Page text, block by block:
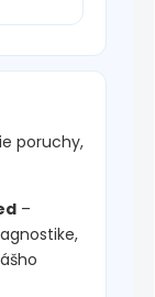
poruchy,
–